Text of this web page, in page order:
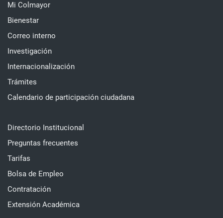
Mi Colmayor
Bienestar
Correo interno
Investigación
Internacionalización
Trámites
Calendario de participación ciudadana
Directorio Institucional
Preguntas frecuentes
Tarifas
Bolsa de Empleo
Contratación
Extensión Académica